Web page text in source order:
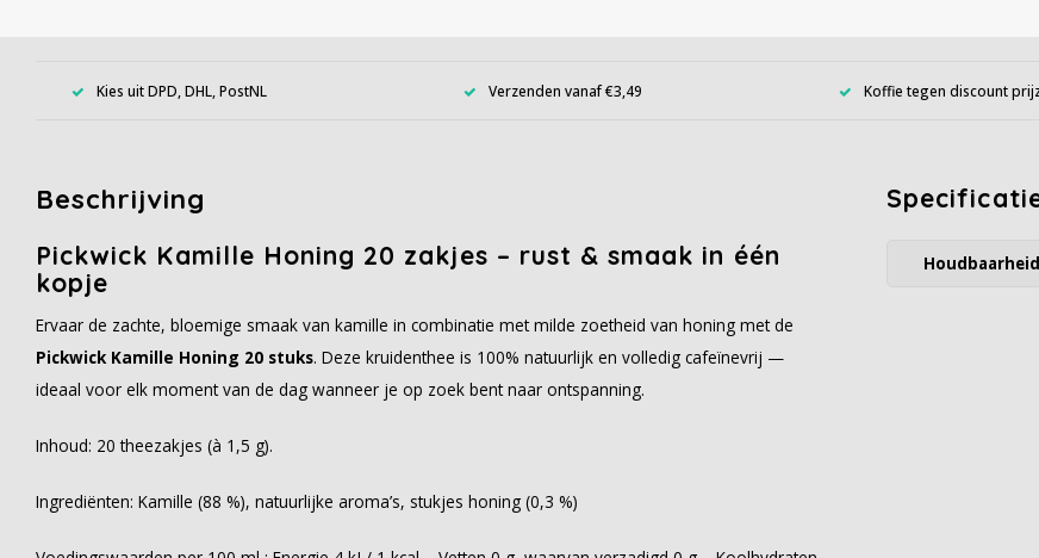
Kies uit DPD, DHL, PostNL Verzenden vanaf €3,49 Koffie tegen discount
Beschrijving
Pickwick Kamille Honing 20 zakjes – rust & smaak in één
kopje
Ervaar de zachte, bloemige smaak van kamille in combinatie met milde zoetheid van honing met de
Pickwick Kamille Honing 20 stuks. Deze kruidenthee is 100% natuurlijk en volledig cafeïnevrij —
ideaal voor elk moment van de dag wanneer je op zoek bent naar ontspanning.
Inhoud: 20 theezakjes (à 1,5 g).
Ingrediënten: Kamille (88 %), natuurlijke aroma’s, stukjes honing (0,3 %)